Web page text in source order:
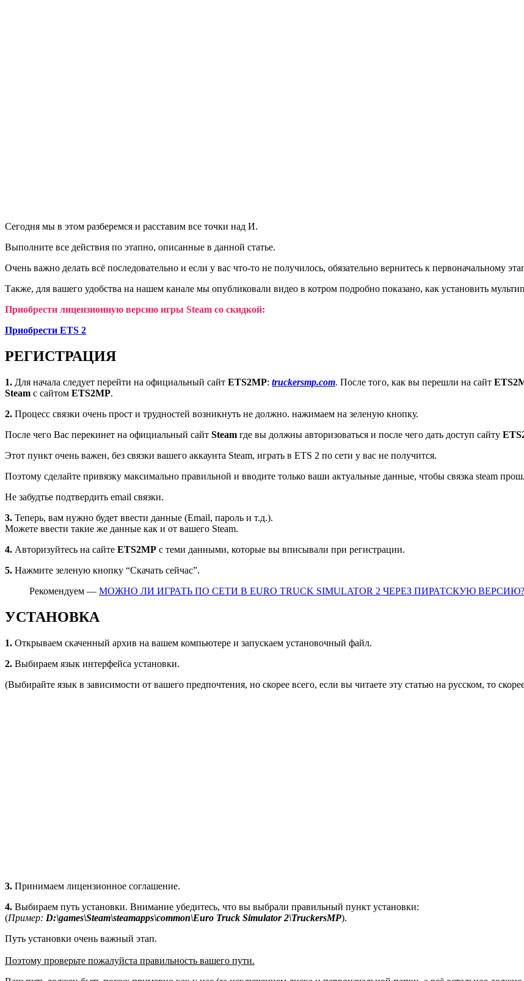
Сегодня мы в этом разберемся и расставим все точки над И.
Выполните все действия по этапно, описанные в данной статье.
Очень важно делать всё последовательно и если у вас что-то не получилось, обязательно вернитесь к первоначальному
Также, для вашего удобства на нашем канале мы опубликовали видео в котром подробно показано, как установить
Приобрести лицензионную версию игры Steam со скидкой:
Приобрести ETS 2
РЕГИСТРАЦИЯ
1. Для начала следует перейти на официальный сайт ETS2MP: truckersmp.com. После того, как вы перешли на сайт
Steam с сайтом ETS2MP.
2. Процесс связки очень прост и трудностей возникнуть не должно. нажимаем на зеленую кнопку.
После чего Вас перекинет на официальный сайт Steam где вы должны авторизоваться и после чего дать доступ сайту
Этот пункт очень важен, без связки вашего аккаунта Steam, играть в ETS 2 по сети у вас не получится.
Поэтому сделайте привязку максимально правильной и вводите только ваши актуальные данные, чтобы связка steam
Не забудтье подтвердить email связки.
3. Теперь, вам нужно будет ввести данные (Email, пароль и т.д.).
Можете ввести такие же данные как и от вашего Steam.
4. Авторизуйтесь на сайте ETS2MP с теми данными, которые вы вписывали при регистрации.
5. Нажмите зеленую кнопку “Скачать сейчас”.
Рекомендуем — МОЖНО ЛИ ИГРАТЬ ПО СЕТИ В EURO TRUCK SIMULATOR 2 ЧЕРЕЗ ПИРАТСКУЮ ВЕРСИЮ?
УСТАНОВКА
1. Открываем скаченный архив на вашем компьютере и запускаем установочный файл.
2. Выбираем язык интерфейса установки.
(Выбирайте язык в зависимости от вашего предпочтения, но скорее всего, если вы читаете эту статью на русском, то
3. Принимаем лицензионное соглашение.
4. Выбираем путь установки. Внимание убедитесь, что вы выбрали правильный пункт установки:
(Пример: D:\games\Steam\steamapps\common\Euro Truck Simulator 2\TruckersMP).
Путь установки очень важный этап.
Поэтому проверьте пожалуйста правильность вашего пути.